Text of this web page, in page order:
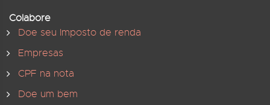
Colabore
Doe seu Imposto de renda
Empresas
CPF na nota
Doe um bem